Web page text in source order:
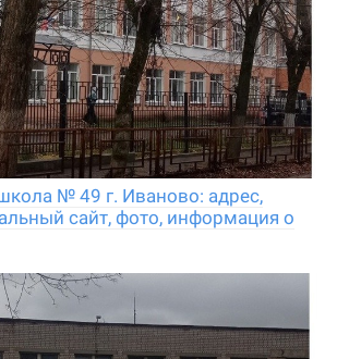
№ 49 г. Иваново: адрес,
сайт, фото, информация о